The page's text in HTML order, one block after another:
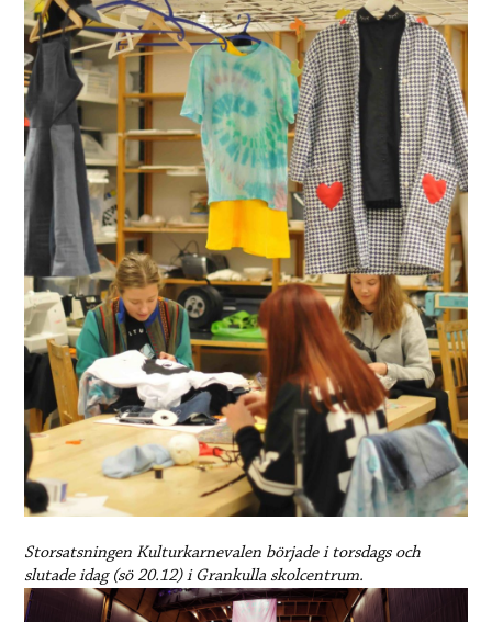
Storsatsningen Kulturkarnevalen började i torsdags och
slutade idag (sö 20.12) i Grankulla skolcentrum.